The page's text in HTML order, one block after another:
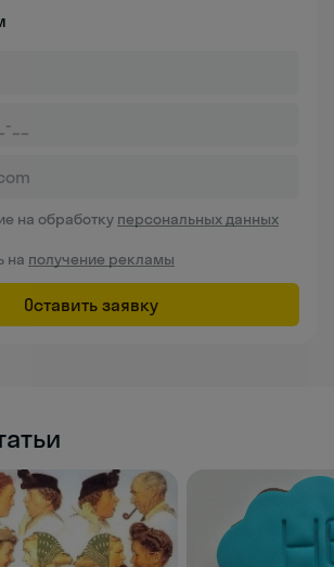
на обработку персональных данных
на получение рекламы
Оставить заявку